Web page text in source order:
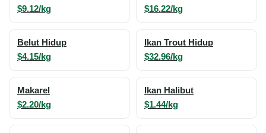
$9.12/kg $16.22/kg
Belut Hidup
$4.15/kg
Ikan Trout Hidup
$32.96/kg
Makarel
$2.20/kg
Ikan Halibut
$1.44/kg